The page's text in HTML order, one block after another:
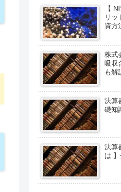
【
リッ
資方
株式
吸収
も解
決算
礎知
決算
は